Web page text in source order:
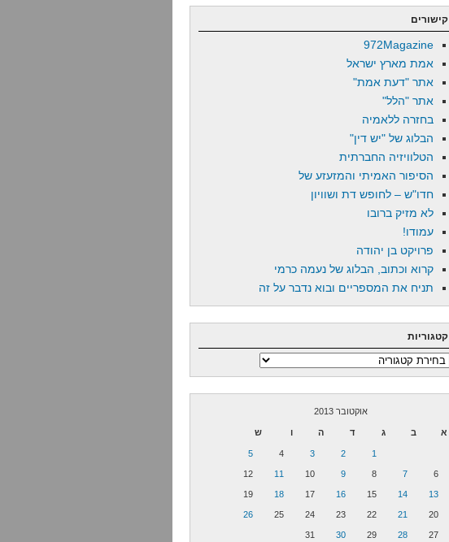
קישורים
972Magazine
אמת מארץ ישראל
אתר "דעת אמת"
אתר "הלל"
בחזרה ללאמיה
הבלוג של "יש דין"
הטלוויזיה החברתית
הסיפור האמיתי והמזעזע של
חדו"ש – לחופש דת ושוויון
לא מזיק ברובו
עמודו!
פרויקט בן יהודה
קרוא וכתוב, הבלוג של נעמה כרמי
תניח את המספריים ובוא נדבר על זה
קטגוריות
קטגוריות
אוקטובר 2013
א ב ג ד ה ו ש
1
2
3
4
5
6
7
8
9
10
11
12
13
14
15
16
17
18
19
20
21
22
23
24
25
26
27
28
29
30
31